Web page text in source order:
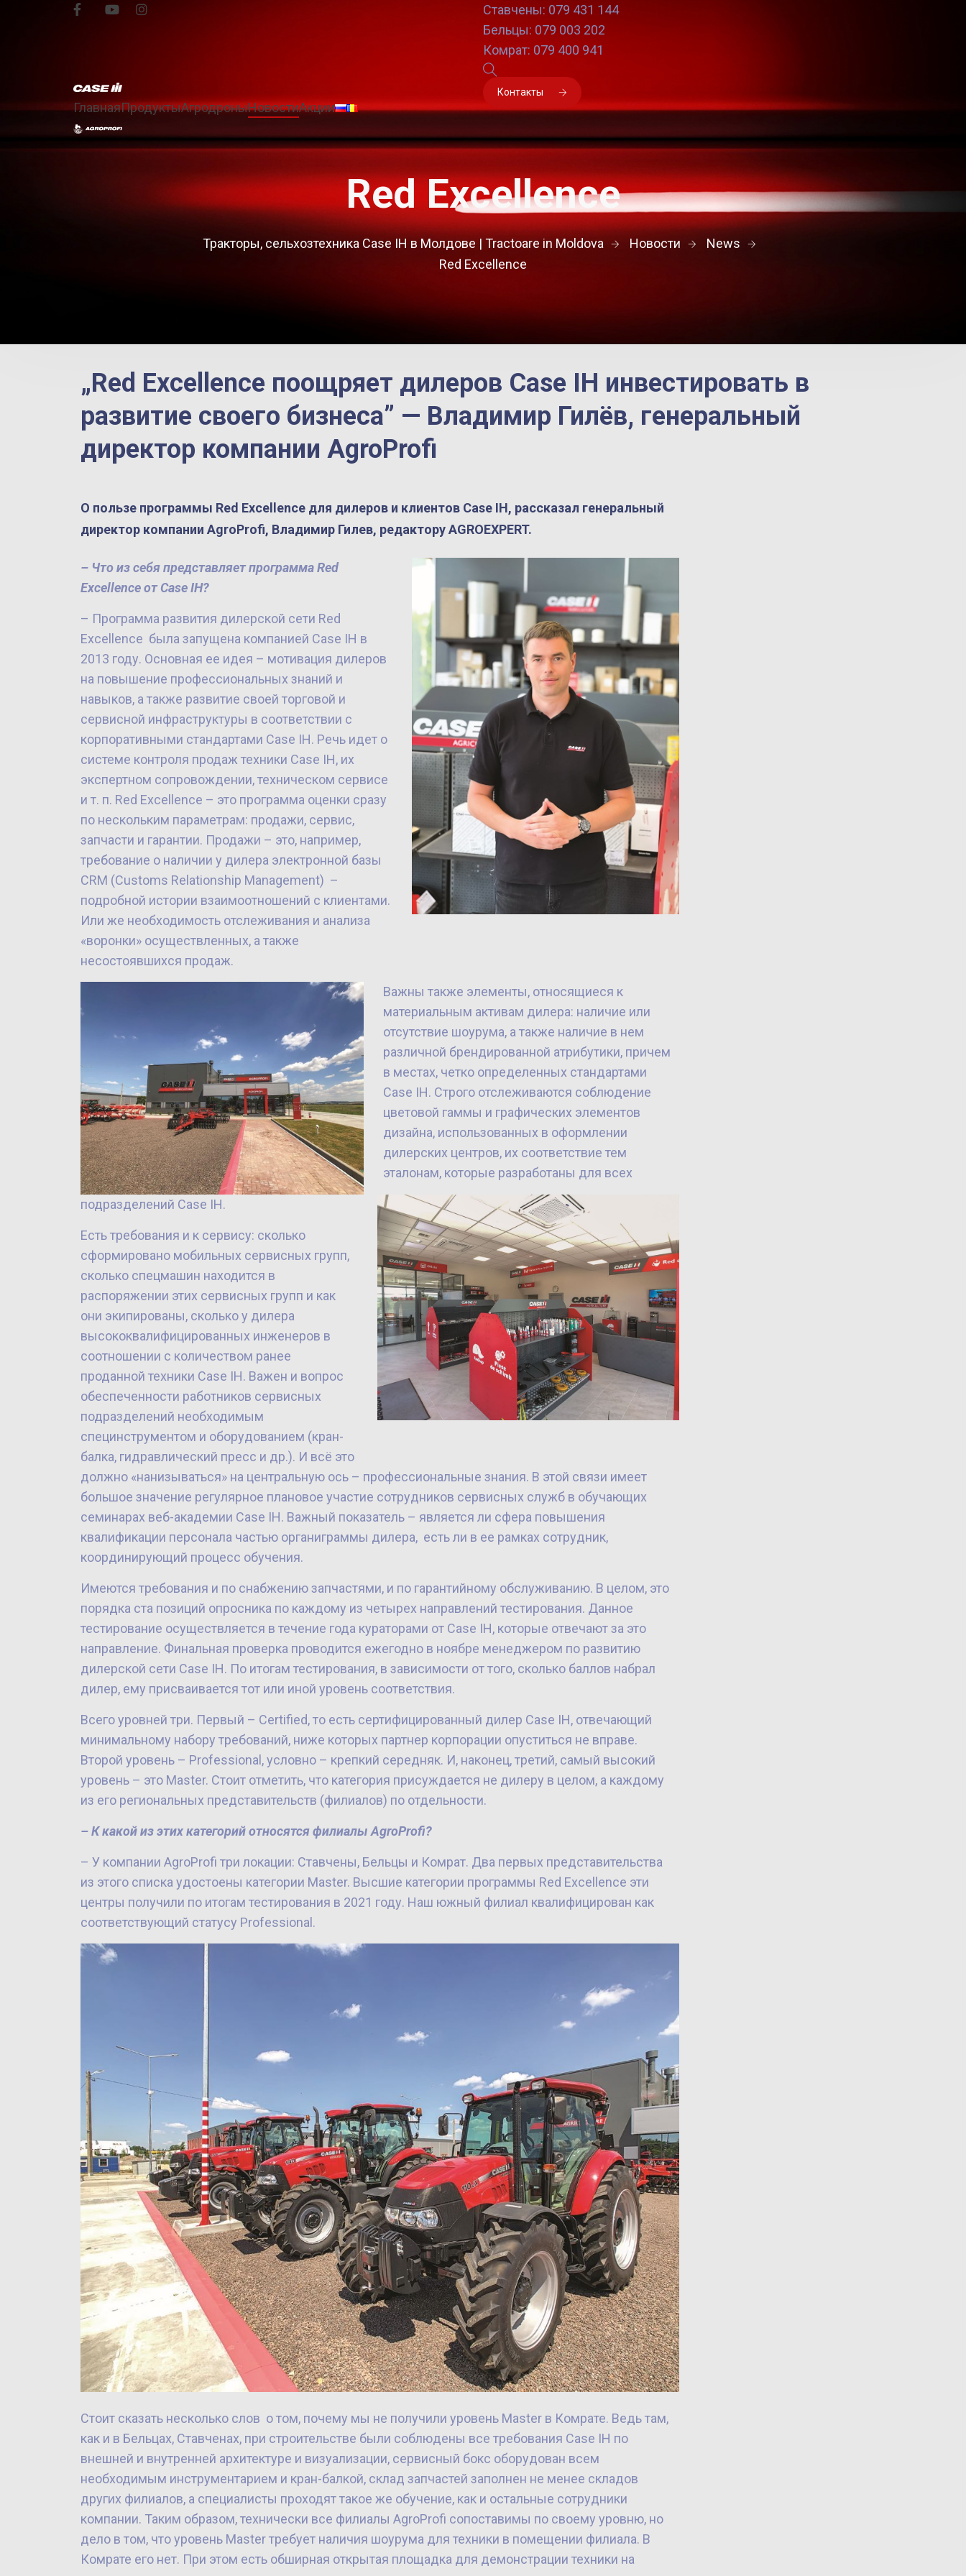
Ставчены: 079 431 144
Бельцы: 079 003 202
Комрат: 079 400 941
ГлавнаяПродуктыАгродроныНовостиАкции
Контакты
Red Excellence
Тракторы, сельхозтехника Case IH в Молдове | Tractoare in Moldova Новости
News
Red Excellence
„Red Excellence поощряет дилеров Case IH инвестировать в
развитие своего бизнеса” — Bладимир Гилёв, генеральный
директор компании AgroProfi
О пользе программы Red Excellence для дилеров и клиентов Case IH, рассказал генеральный
директор компании AgroProfi, Владимир Гилев, редактору AGROEXPERT.
– Что из себя представляет программаRed
ExcellenceотCase IH?
– Программа развития дилерской сети Red
Excellence была запущена компанией Case IH в
2013 году. Основная ее идея – мотивация дилеров
на повышение профессиональных знаний и
навыков, а также развитие своей торговой и
сервисной инфраструктуры в соответствии с
корпоративными стандартами Case IH. Речь идет о
системе контроля продаж техники Case IH, их
экспертном сопровождении, техническом сервисе
и т. п. Red Excellence – это программа оценки сразу
по нескольким параметрам: продажи, сервис,
запчасти и гарантии. Продажи – это, например,
требование о наличии у дилера электронной базы
СRМ (Customs Relationship Management) –
подробной истории взаимоотношений с клиентами.
Или же необходимость отслеживания и анализа
«воронки» осуществленных, а также
несостоявшихся продаж.
Важны также элементы, относящиеся к
материальным активам дилера: наличие или
отсутствие шоурума, а также наличие в нем
различной брендированной атрибутики, причем
в местах, четко определенных стандартами
Case IH. Строго отслеживаются соблюдение
цветовой гаммы и графических элементов
дизайна, использованных в оформлении
дилерских центров, их соответствие тем
эталонам, которые разработаны для всех
подразделений Case IH.
Есть требования и к сервису: сколько
сформировано мобильных сервисных групп,
сколько спецмашин находится в
распоряжении этих сервисных групп и как
они экипированы, сколько у дилера
высококвалифицированных инженеров в
соотношении с количеством ранее
проданной техники Case IH. Важен и вопрос
обеспеченности работников сервисных
подразделений необходимым
специнструментом и оборудованием (кран-
балка, гидравлический пресс и др.). И всё это
должно «нанизываться» на центральную ось – профессиональные знания. В этой связи имеет
большое значение регулярное плановое участие сотрудников сервисных служб в обучающих
семинарах веб-академии Case IH. Важный показатель – является ли сфера повышения
квалификации персонала частью органиграммы дилера, есть ли в ее рамках сотрудник,
координирующий процесс обучения.
Имеются требования и по снабжению запчастями, и по гарантийному обслуживанию. В целом, это
порядка ста позиций опросника по каждому из четырех направлений тестирования. Данное
тестирование осуществляется в течение года кураторами от Case IH, которые отвечают за это
направление. Финальная проверка проводится ежегодно в ноябре менеджером по развитию
дилерской сети Case IH. По итогам тестирования, в зависимости от того, сколько баллов набрал
дилер, ему присваивается тот или иной уровень соответствия.
Всего уровней три. Первый – Certified, то есть сертифицированный дилер Case IH, отвечающий
минимальному набору требований, ниже которых партнер корпорации опуститься не вправе.
Второй уровень – Professional, условно – крепкий середняк. И, наконец, третий, самый высокий
уровень – это Master. Стоит отметить, что категория присуждается не дилеру в целом, а каждому
из его региональных представительств (филиалов) по отдельности.
– К какой из этих категорий относятся филиалы AgroProfi?
– У компании AgroProfi три локации: Ставчены, Бельцы и Комрат. Два первых представительства
из этого списка удостоены категории Master. Высшие категории программы Red Excellence эти
центры получили по итогам тестирования в 2021 году. Наш южный филиал квалифицирован как
соответствующий статусу Professional.
Стоит сказать несколько слов о том, почему мы не получили уровень Master в Комрате. Ведь там,
как и в Бельцах, Ставченах, при строительстве были соблюдены все требования Case IH по
внешней и внутренней архитектуре и визуализации, сервисный бокс оборудован всем
необходимым инструментарием и кран-балкой, склад запчастей заполнен не менее складов
других филиалов, а специалисты проходят такое же обучение, как и остальные сотрудники
компании. Таким образом, технически все филиалы AgroProfi сопоставимы по своему уровню, но
дело в том, что уровень Master требует наличия шоурума для техники в помещении филиала. В
Комрате его нет. При этом есть обширная открытая площадка для демонстрации техники на